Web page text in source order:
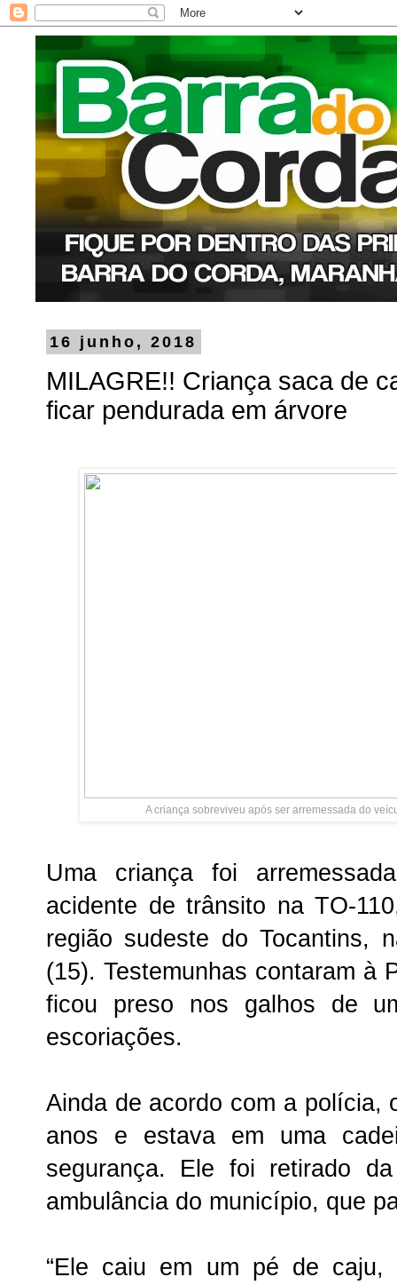
16 junho, 2018
MILAGRE!! Criança saca de
ficar pendurada em árvore
A criança sobreviveu após ser arremessada do
Uma criança foi
acidente de trânsito na TO-
região sudeste do Tocantins,
(15). Testemunhas contaram à
ficou preso nos galhos de
escoriações.
Ainda de acordo com a polícia,
anos e estava em uma
segurança. Ele foi retirado
ambulância do município, que
“Ele caiu em um pé de